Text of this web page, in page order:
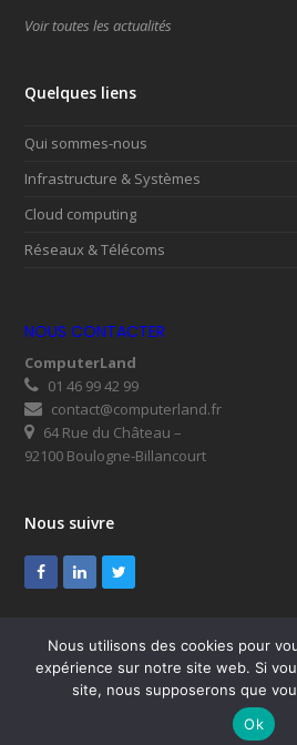
Voir toutes les actualités
Quelques liens
Qui sommes-nous
Infrastructure & Systèmes
Cloud computing
Réseaux & Télécoms
NOUS CONTACTER
ComputerLand
01 46 99 42 99
contact@computerland.fr
64 Rue du Château –
92100 Boulogne-Billancourt
Nous suivre
Facebook
LinkedInTwitter
© ComputerLand
SUPPORT
Mentions légales
Nous
Nous utilisons des cookies pour
expérience sur notre site web. Si
site, nous supposerons que
Ok